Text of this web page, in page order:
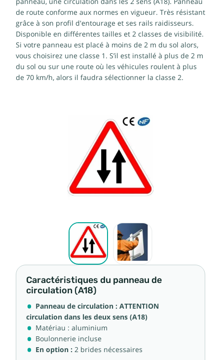
de route conforme aux normes en vigueur. Très résistant
grâce à son profil d'entourage et ses rails raidisseurs.
Disponible en différentes tailles et 2 classes de visibilité.
Si votre panneau est placé à moins de 2 m du sol alors,
vous choisirez une classe 1. S’il est installé à plus de 2 m
du sol ou sur une route où les véhicules roulent à plus
de 70 km/h, alors il faudra sélectionner la classe 2.
Caractéristiques du panneau de
circulation (A18)
Panneau de circulation : ATTENTION
circulation dans les deux sens (A18)
Matériau : aluminium
Boulonnerie incluse
En option : 2 brides nécessaires